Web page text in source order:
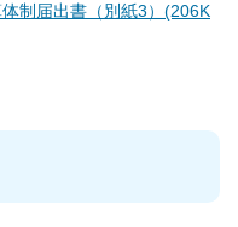
制届出書（別紙3）(206K